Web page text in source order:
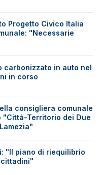
Progetto Civico Italia
"Necessarie
carbonizzato in auto nel
in corso
consigliera comunale
"Città-Territorio dei Due
"Il piano di riequilibrio